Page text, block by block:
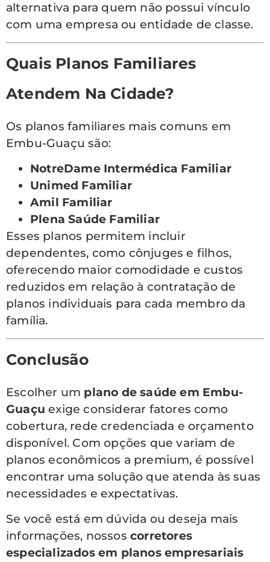
alternativa para quem não possui vínculo
com uma empresa ou entidade de classe.
Quais Planos Familiares
Atendem Na Cidade?
Os planos familiares mais comuns em
Embu-Guaçu são:
NotreDame Intermédica Familiar
Unimed Familiar
Amil Familiar
Plena Saúde Familiar
Esses planos permitem incluir
dependentes, como cônjuges e filhos,
oferecendo maior comodidade e custos
reduzidos em relação à contratação de
planos individuais para cada membro da
família.
Conclusão
Escolher um plano de saúde em Embu-
Guaçu exige considerar fatores como
cobertura, rede credenciada e orçamento
disponível. Com opções que variam de
planos econômicos a premium, é possível
encontrar uma solução que atenda às suas
necessidades e expectativas.
Se você está em dúvida ou deseja mais
informações, nossos corretores
especializados em planos empresariais